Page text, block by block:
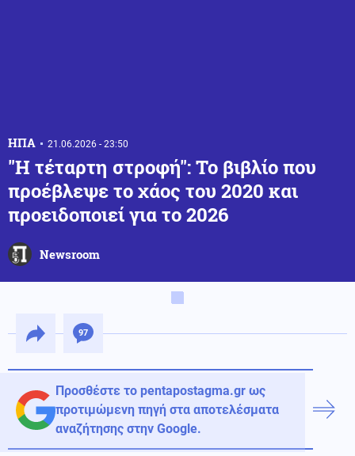
ΗΠΑ 21.06.2026 - 23:50
"Η τέταρτη στροφή": Το βιβλίο που
προέβλεψε το χάος του 2020 και
προειδοποιεί για το 2026
Newsroom
97
Προσθέστε το pentapostagma.gr ως
προτιμώμενη πηγή στα αποτελέσματα
αναζήτησης στην Google.